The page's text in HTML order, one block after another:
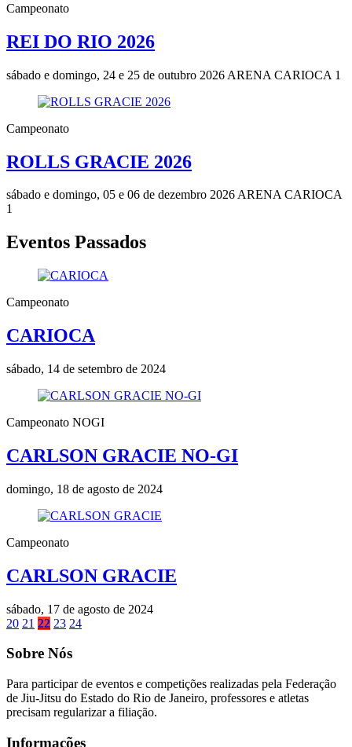
Campeonato
REI DO RIO 2026
sábado e domingo, 24 e 25 de outubro 2026 ARENA CARIOCA 1
Campeonato
ROLLS GRACIE 2026
sábado e domingo, 05 e 06 de dezembro 2026ARENA CARIOCA
1
Eventos Passados
Campeonato
CARIOCA
sábado, 14 de setembro de 2024
Campeonato NOGI
CARLSON GRACIE NO-GI
domingo, 18 de agosto de 2024
Campeonato
CARLSON GRACIE
sábado, 17 de agosto de 2024
20 21 22 23 24
Sobre Nós
Para participar de eventos e competições realizadas pela Federação
de Jiu-Jitsu do Estado do Rio de Janeiro, professores e atletas
precisam regularizar a filiação.
Informações